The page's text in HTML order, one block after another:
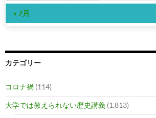
« 7月
カテゴリー
コロナ禍 (114)
大学では教えられない歴史講義 (1,813)